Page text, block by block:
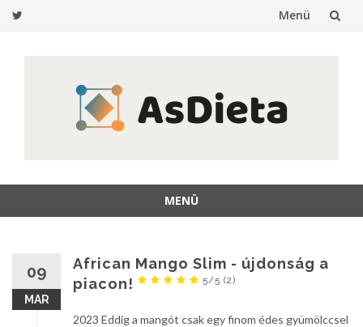
Menü
MENÜ
09
MAR
African Mango Slim - újdonság a
piacon!
5/5 (2)
2023 Eddig a mangót csak egy finom édes gyümölccsel